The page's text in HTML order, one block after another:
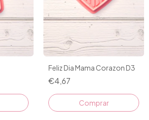
Feliz Dia Mama Corazon D3
€4,67
Comprar